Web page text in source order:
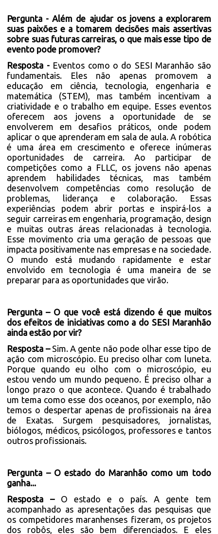
Pergunta - Além de ajudar os jovens a explorarem
suas paixões e a tomarem decisões mais assertivas
sobre suas futuras carreiras, o que mais esse tipo de
evento pode promover?
Resposta - Eventos como o do SESI Maranhão são
fundamentais. Eles não apenas promovem a
educação em ciência, tecnologia, engenharia e
matemática (STEM), mas também incentivam a
criatividade e o trabalho em equipe. Esses eventos
oferecem aos jovens a oportunidade de se
envolverem em desafios práticos, onde podem
aplicar o que aprenderam em sala de aula. A robótica
é uma área em crescimento e oferece inúmeras
oportunidades de carreira. Ao participar de
competições como a FLLC, os jovens não apenas
aprendem habilidades técnicas, mas também
desenvolvem competências como resolução de
problemas, liderança e colaboração. Essas
experiências podem abrir portas e inspirá-los a
seguir carreiras em engenharia, programação, design
e muitas outras áreas relacionadas à tecnologia.
Esse movimento cria uma geração de pessoas que
impacta positivamente nas empresas e na sociedade.
O mundo está mudando rapidamente e estar
envolvido em tecnologia é uma maneira de se
preparar para as oportunidades que virão.
Pergunta – O que você está dizendo é que muitos
dos efeitos de iniciativas como a do SESI Maranhão
ainda estão por vir?
Resposta –Sim. A gente não pode olhar esse tipo de
ação com microscópio. Eu preciso olhar com luneta.
Porque quando eu olho com o microscópio, eu
estou vendo um mundo pequeno. É preciso olhar a
longo prazo o que acontece. Quando é trabalhado
um tema como esse dos oceanos, por exemplo, não
temos o despertar apenas de profissionais na área
de Exatas. Surgem pesquisadores, jornalistas,
biólogos, médicos, psicólogos, professores e tantos
outros profissionais.
Pergunta – O estado do Maranhão como um todo
ganha...
Resposta – O estado e o país. A gente tem
acompanhado as apresentações das pesquisas que
os competidores maranhenses fizeram, os projetos
dos robôs, eles são bem diferenciados. E eles